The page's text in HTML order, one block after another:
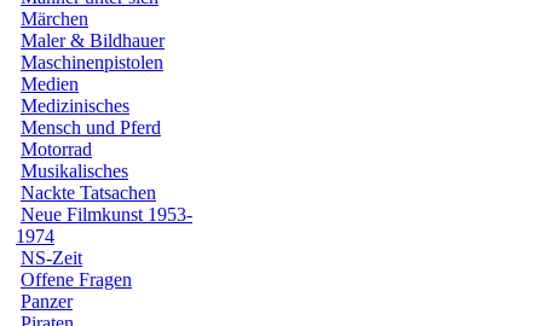
Märchen
Maler & Bildhauer
Maschinenpistolen
Medien
Medizinisches
Mensch und Pferd
Motorrad
Musikalisches
Nackte Tatsachen
Neue Filmkunst 1953-
1974
NS-Zeit
Offene Fragen
Panzer